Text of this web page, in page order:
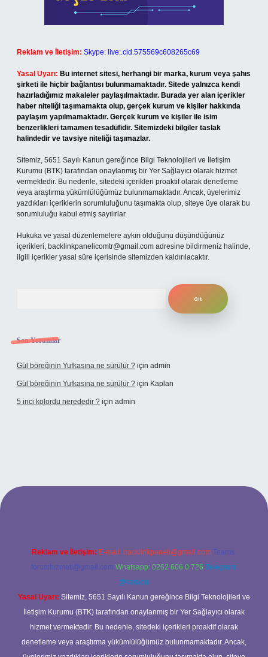
Reklam ve İletişim: Skype: live:.cid.575569c608265c69
Yasal Uyarı: Bu internet sitesi, herhangi bir marka, kurum veya şahıs
şirketi ile hiçbir bağlantısı bulunmamaktadır. Sitede yalnızca kendi
hazırladığımız makaleler paylaşılmaktadır. Burada yer alan içerikler
haber niteliği taşımamakta olup, gerçek kurum ve kişiler hakkında
paylaşım yapılmamaktadır. Gerçek kurum ve kişiler ile isim
benzerlikleri tamamen tesadüfidir. Sitemizdeki bilgiler taslak
halindedir ve tavsiye niteliği taşımazlar.
Sitemiz, 5651 Sayılı Kanun gereğince Bilgi Teknolojileri ve İletişim
Kurumu (BTK) tarafından onaylanmış bir Yer Sağlayıcı olarak hizmet
vermektedir. Bu nedenle, sitedeki içerikleri proaktif olarak denetleme
veya araştırma yükümlülüğümüz bulunmamaktadır. Ancak, üyelerimiz
yazdıkları içeriklerin sorumluluğunu taşımakta olup, siteye üye olarak bu
sorumluluğu kabul etmiş sayılırlar.
Hukuka ve yasal düzenlemelere aykırı olduğunu düşündüğünüz
içerikleri, backlinkpanelicomtr@gmail.com adresine bildirmeniz halinde,
ilgili içerikler yasal süre içerisinde sitemizden kaldırılacaktır.
Son Yorumlar
Gül böreğinin Yufkasına ne sürülür ? için admin
Gül böreğinin Yufkasına ne sürülür ? için Kaplan
5 inci kolordu nerededir ? için admin
Reklam ve İletişim: E-mail: backlinkpaneli@gmail.com Teams:
forumhizmeti@gmail.com Whatsapp: 0262 606 0 726 Telegram:
@karabul
Yasal Uyarı: Sitemiz, 5651 Sayılı Kanun gereğince Bilgi Teknolojileri ve
İletişim Kurumu (BTK) tarafından onaylanmış bir Yer Sağlayıcı olarak
hizmet vermektedir. Bu nedenle, sitedeki içerikleri proaktif olarak
denetleme veya araştırma yükümlülüğümüz bulunmamaktadır. Ancak,